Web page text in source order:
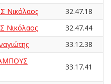
Νικόλαος
32.47.18
Νικόλαος
32.47.44
33.12.38
33.17.41